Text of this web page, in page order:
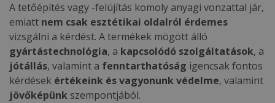
A tetőépítés vagy -felújítás komoly anyagi vonzattal jár,
emiatt nem csak esztétikai oldalról érdemes
vizsgálni a kérdést. A termékek mögött álló
gyártástechnológia, a kapcsolódó szolgáltatások, a
jótállás, valamint a fenntarthatóság igencsak fontos
kérdések értékeink és vagyonunk védelme, valamint
jövőképünk szempontjából.